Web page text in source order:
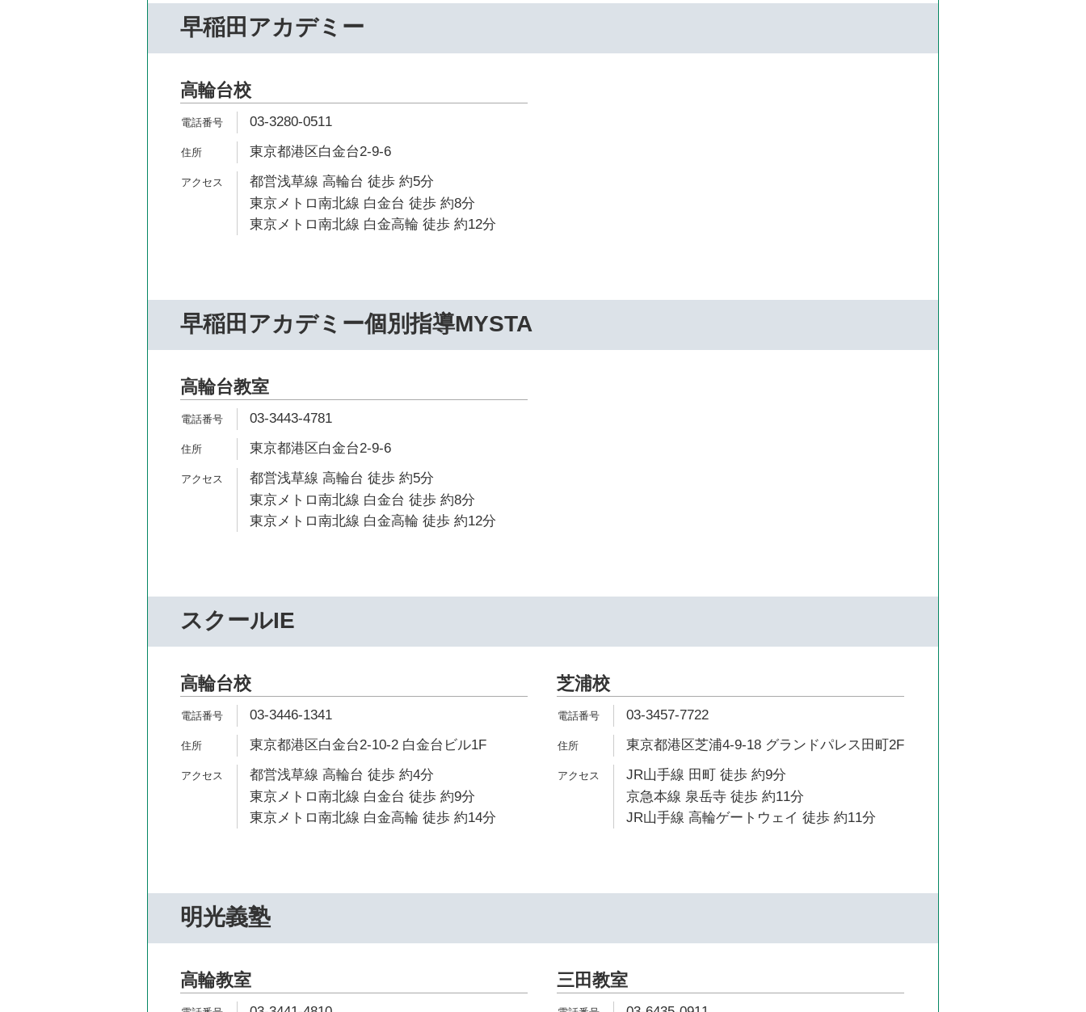
早稲田アカデミー
高輪台校
03-3280-0511
東京都港区白金台2-9-6
都営浅草線 高輪台 徒歩 約5分
東京メトロ南北線 白金台 徒歩 約8分
東京メトロ南北線 白金高輪 徒歩 約12分
早稲田アカデミー個別指導MYSTA
高輪台教室
03-3443-4781
東京都港区白金台2-9-6
都営浅草線 高輪台 徒歩 約5分
東京メトロ南北線 白金台 徒歩 約8分
東京メトロ南北線 白金高輪 徒歩 約12分
スクールIE
高輪台校
03-3446-1341
東京都港区白金台2-10-2 白金台ビル1F
都営浅草線 高輪台 徒歩 約4分
東京メトロ南北線 白金台 徒歩 約9分
東京メトロ南北線 白金高輪 徒歩 約14分
芝浦校
03-3457-7722
東京都港区芝浦4-9-18 グランドパレス田町2F
JR山手線 田町 徒歩 約9分
京急本線 泉岳寺 徒歩 約11分
JR山手線 高輪ゲートウェイ 徒歩 約11分
明光義塾
高輪教室 三田教室